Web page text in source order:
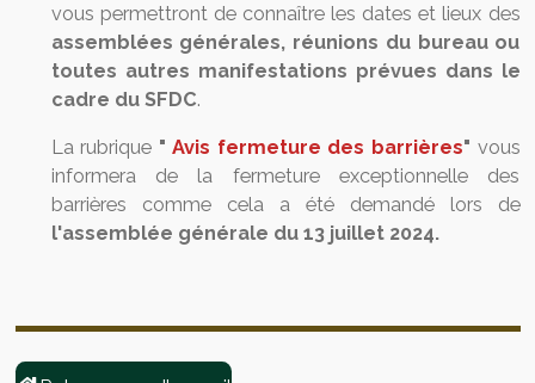
vous permettront de connaître les dates et lieux des
assemblées générales, réunions du bureau ou
toutes autres manifestations prévues dans le
cadre du SFDC.
La rubrique "Avis fermeture des barrières" vous
informera de la fermeture exceptionnelle des
barrières comme cela a été demandé lors de
l'assemblée générale du 13 juillet 2024.